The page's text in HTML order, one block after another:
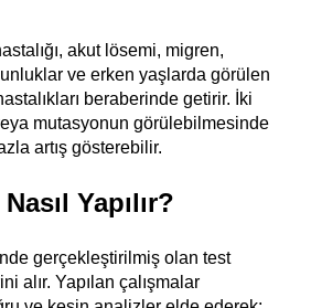
akut lösemi, migren,
ve erken yaşlarda görülen
beraberinde getirir. İki
mutasyonun görülebilmesinde
artış gösterebilir.
Yapılır?
gerçekleştirilmiş olan test
alır. Yapılan çalışmalar